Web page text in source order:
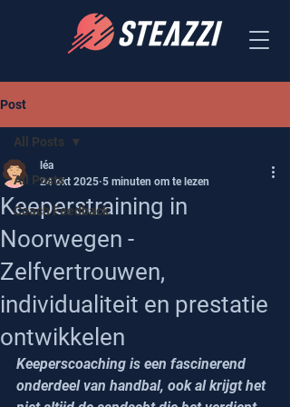
Post
All Posts
Coach Feedback
All Posts
Keeperstraining in
Noorwegen -
Zelfvertrouwen,
individualiteit en prestatie
ontwikkelen
léa
24 okt 2025 5 minuten om te lezen
Keeperscoaching is een fascinerend
onderdeel van handbal, ook al krijgt het